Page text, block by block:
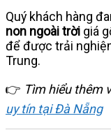
Quý khách hàng
non ngoài trời giá
để được trải
Trung.
👉 Tìm hiểu thêm
uy tín tại Đà Nẵng